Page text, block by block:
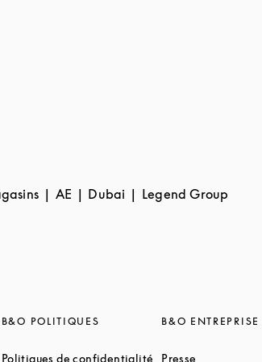
AE Dubai Legend Group
B&O POLITIQUES
Politiques de confidentialité Link Opens in New
B&O ENTREPRISE
Presse